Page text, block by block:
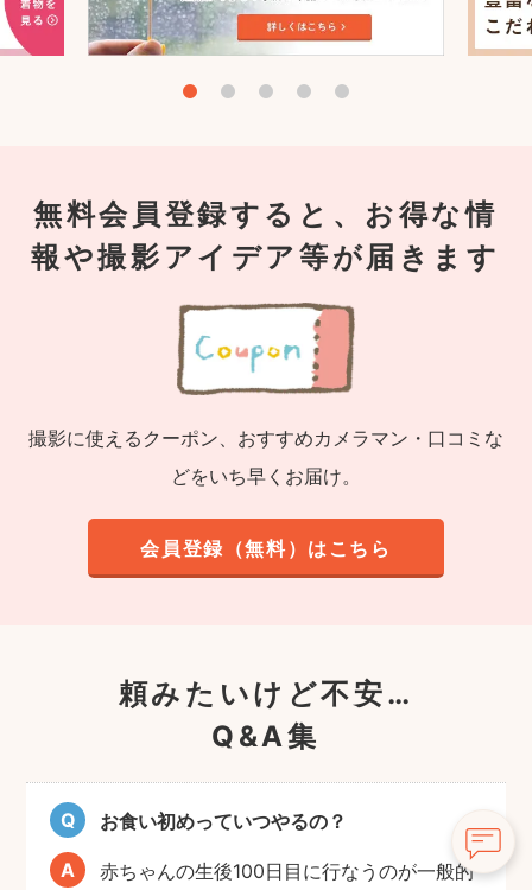
無料会員登録すると、お得な情
報や撮影アイデア等が届きます
撮影に使えるクーポン、おすすめカメラマン・口コミな
どをいち早くお届け。
会員登録（無料）はこちら
頼みたいけど不安…
Q&A集
お食い初めっていつやるの？
赤ちゃんの生後100日目に行なうのが一般的